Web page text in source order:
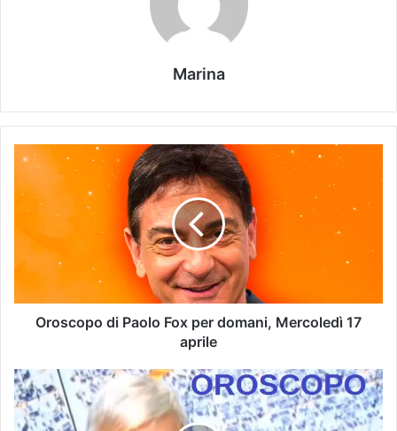
Marina
Oroscopo di Paolo Fox per domani, Mercoledì 17
aprile